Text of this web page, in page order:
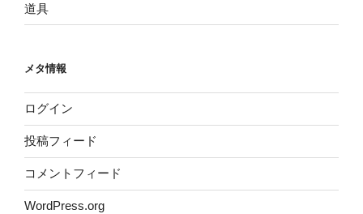
道具
メタ情報
ログイン
投稿フィード
コメントフィード
WordPress.org